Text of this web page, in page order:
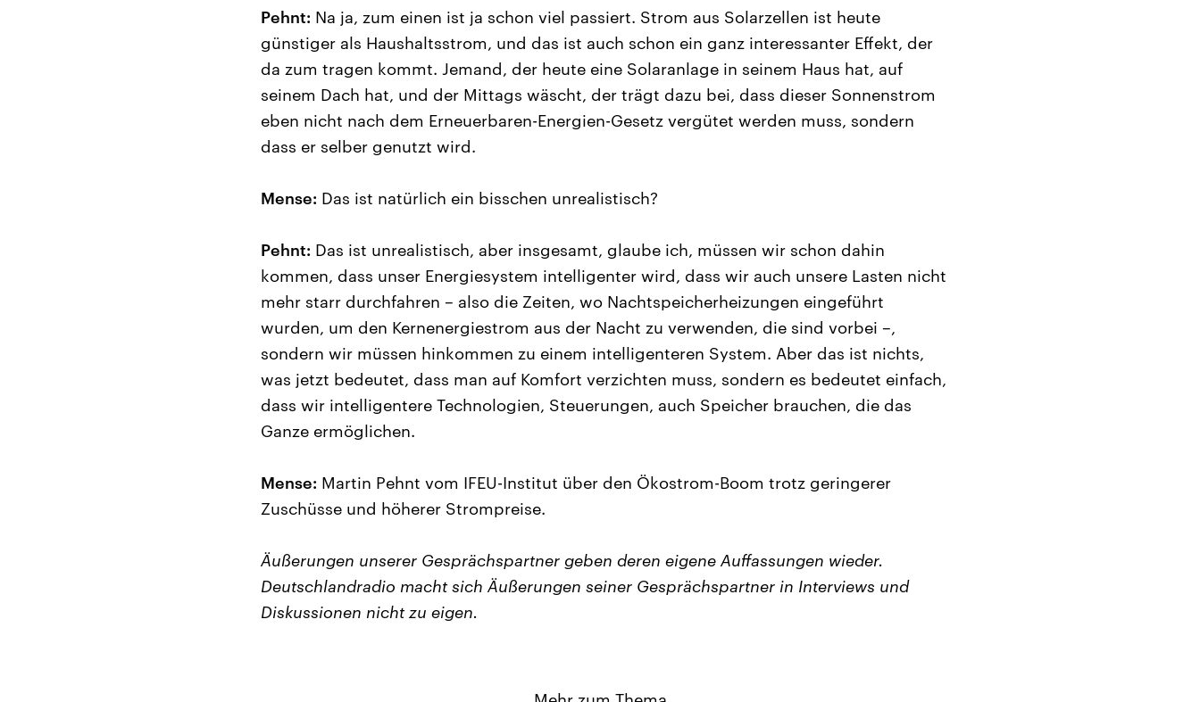
Pehnt: Na ja, zum einen ist ja schon viel passiert. Strom aus Solarzellen ist heute
günstiger als Haushaltsstrom, und das ist auch schon ein ganz interessanter Effekt, der
da zum tragen kommt. Jemand, der heute eine Solaranlage in seinem Haus hat, auf
seinem Dach hat, und der Mittags wäscht, der trägt dazu bei, dass dieser Sonnenstrom
eben nicht nach dem Erneuerbaren-Energien-Gesetz vergütet werden muss, sondern
dass er selber genutzt wird.
Mense: Das ist natürlich ein bisschen unrealistisch?
Pehnt: Das ist unrealistisch, aber insgesamt, glaube ich, müssen wir schon dahin
kommen, dass unser Energiesystem intelligenter wird, dass wir auch unsere Lasten nicht
mehr starr durchfahren – also die Zeiten, wo Nachtspeicherheizungen eingeführt
wurden, um den Kernenergiestrom aus der Nacht zu verwenden, die sind vorbei –,
sondern wir müssen hinkommen zu einem intelligenteren System. Aber das ist nichts,
was jetzt bedeutet, dass man auf Komfort verzichten muss, sondern es bedeutet einfach,
dass wir intelligentere Technologien, Steuerungen, auch Speicher brauchen, die das
Ganze ermöglichen.
Mense: Martin Pehnt vom IFEU-Institut über den Ökostrom-Boom trotz geringerer
Zuschüsse und höherer Strompreise.
Äußerungen unserer Gesprächspartner geben deren eigene Auffassungen wieder.
Deutschlandradio macht sich Äußerungen seiner Gesprächspartner in Interviews und
Diskussionen nicht zu eigen.